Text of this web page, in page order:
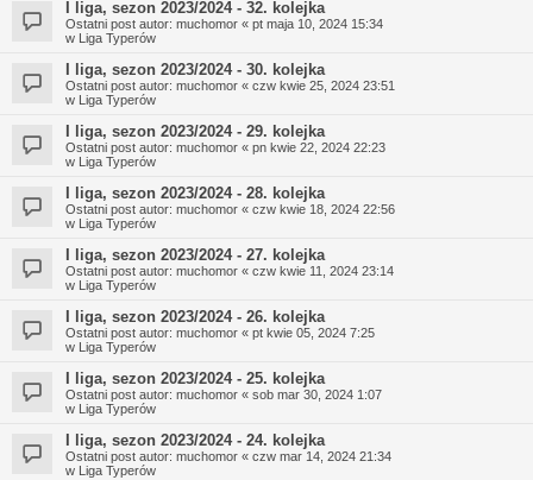
I liga, sezon 2023/2024 - 32. kolejka
Ostatni post autor: muchomor « pt maja 10, 2024 15:34
w Liga Typerów
I liga, sezon 2023/2024 - 30. kolejka
Ostatni post autor: muchomor « czw kwie 25, 2024 23:51
w Liga Typerów
I liga, sezon 2023/2024 - 29. kolejka
Ostatni post autor: muchomor « pn kwie 22, 2024 22:23
w Liga Typerów
I liga, sezon 2023/2024 - 28. kolejka
Ostatni post autor: muchomor « czw kwie 18, 2024 22:56
w Liga Typerów
I liga, sezon 2023/2024 - 27. kolejka
Ostatni post autor: muchomor « czw kwie 11, 2024 23:14
w Liga Typerów
I liga, sezon 2023/2024 - 26. kolejka
Ostatni post autor: muchomor « pt kwie 05, 2024 7:25
w Liga Typerów
I liga, sezon 2023/2024 - 25. kolejka
Ostatni post autor: muchomor « sob mar 30, 2024 1:07
w Liga Typerów
I liga, sezon 2023/2024 - 24. kolejka
Ostatni post autor: muchomor « czw mar 14, 2024 21:34
w Liga Typerów